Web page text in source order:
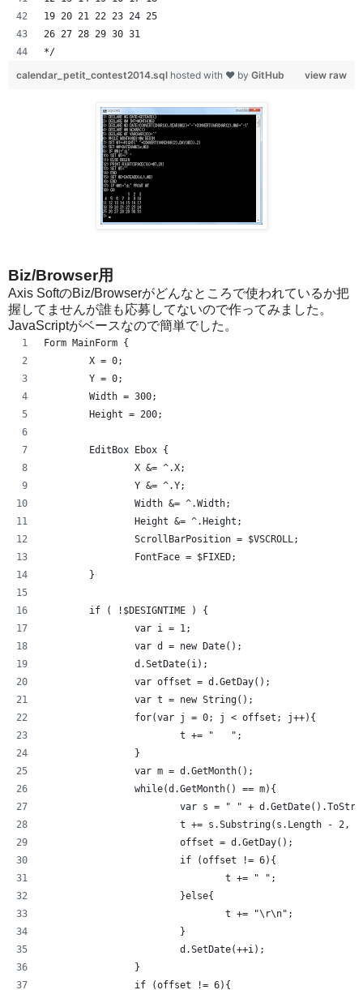
19 20 21 22 23 24 25
26 27 28 29 30 31
*/
view raw
calendar_petit_contest2014.sql hosted with ❤ by GitHub
Biz/Browser用
Axis SoftのBiz/Browserがどんなところで使われているか把
握してませんが誰も応募してないので作ってみました。
JavaScriptがベースなので簡単でした。
Form MainForm {
	X = 0;
	Y = 0;
	Width = 300;
	Height = 200;
	EditBox Ebox {
		X &= ^.X;
		Y &= ^.Y;
		Width &= ^.Width;
		Height &= ^.Height;
		ScrollBarPosition = $VSCROLL;
		FontFace = $FIXED;
	}
	if ( !$DESIGNTIME ) {
		var i = 1;
		var d = new Date();
		d.SetDate(i);
		var offset = d.GetDay();
		var t = new String();
		for(var j = 0; j < offset; j++){
			t += "   ";
		}
		var m = d.GetMonth();
		while(d.GetMonth() == m){
var s = " " +
t += s.Substring(s.Length - 2,
			offset = d.GetDay();
			if (offset != 6){
				t += " ";
			}else{
				t += "\r\n";
			}
			d.SetDate(++i);
		}
		if (offset != 6){